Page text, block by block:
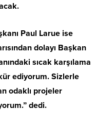
Paul Larue ise
dolayı Başkan
sıcak karşılama
ediyorum. Sizlerle
odaklı projeler
dedi.